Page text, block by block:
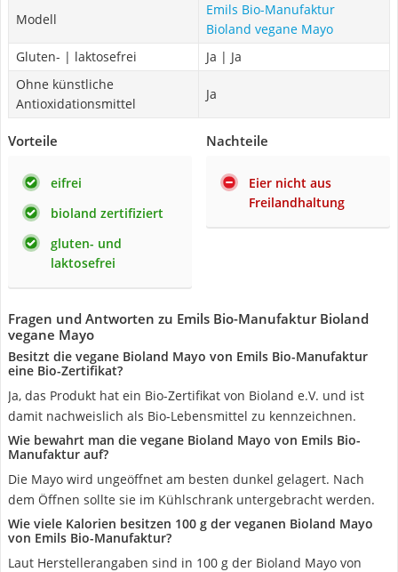
Modell
Emils Bio-Manufaktur
Bioland vegane Mayo
Gluten- | laktosefrei
Ja | Ja
Ohne künstliche
Antioxidationsmittel
Ja
Vorteile
eifrei
bioland zertifiziert
gluten- und
laktosefrei
Nachteile
Eier nicht aus
Freilandhaltung
Fragen und Antworten zu Emils Bio-Manufaktur Bioland
vegane Mayo
Besitzt die vegane Bioland Mayo von Emils Bio-Manufaktur
eine Bio-Zertifikat?
Ja, das Produkt hat ein Bio-Zertifikat von Bioland e.V. und ist
damit nachweislich als Bio-Lebensmittel zu kennzeichnen.
Wie bewahrt man die vegane Bioland Mayo von Emils Bio-
Manufaktur auf?
Die Mayo wird ungeöffnet am besten dunkel gelagert. Nach
dem Öffnen sollte sie im Kühlschrank untergebracht werden.
Wie viele Kalorien besitzen 100 g der veganen Bioland Mayo
von Emils Bio-Manufaktur?
Laut Herstellerangaben sind in 100 g der Bioland Mayo von